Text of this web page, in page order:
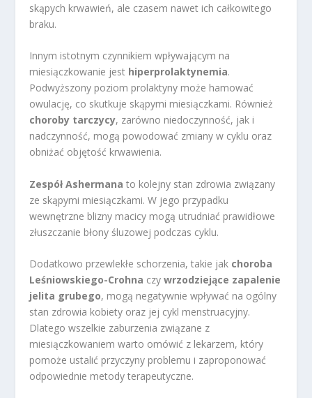
skąpych krwawień, ale czasem nawet ich całkowitego
braku.
Innym istotnym czynnikiem wpływającym na
miesiączkowanie jest hiperprolaktynemia.
Podwyższony poziom prolaktyny może hamować
owulację, co skutkuje skąpymi miesiączkami. Również
choroby tarczycy, zarówno niedoczynność, jak i
nadczynność, mogą powodować zmiany w cyklu oraz
obniżać objętość krwawienia.
Zespół Ashermana to kolejny stan zdrowia związany
ze skąpymi miesiączkami. W jego przypadku
wewnętrzne blizny macicy mogą utrudniać prawidłowe
złuszczanie błony śluzowej podczas cyklu.
Dodatkowo przewlekłe schorzenia, takie jak choroba
Leśniowskiego-Crohna czywrzodziejące zapalenie
jelita grubego, mogą negatywnie wpływać na ogólny
stan zdrowia kobiety oraz jej cykl menstruacyjny.
Dlatego wszelkie zaburzenia związane z
miesiączkowaniem warto omówić z lekarzem, który
pomoże ustalić przyczyny problemu i zaproponować
odpowiednie metody terapeutyczne.